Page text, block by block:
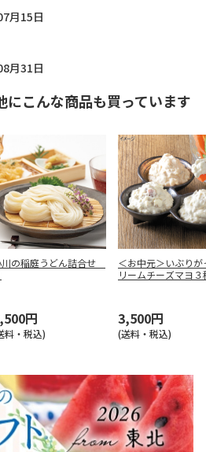
月15日
月31日
にこんな商品も買っています
川の稲庭うどん詰合せ
円
料・税込)
＜お中元＞いぶりが
リームチーズマヨ３
3,500円
(送料・税込)